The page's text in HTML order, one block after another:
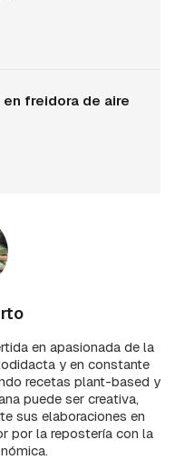
en freidora de aire
en apasionada de la
y en constante
recetas plant-based y
puede ser creativa,
sus elaboraciones en
por la repostería con la